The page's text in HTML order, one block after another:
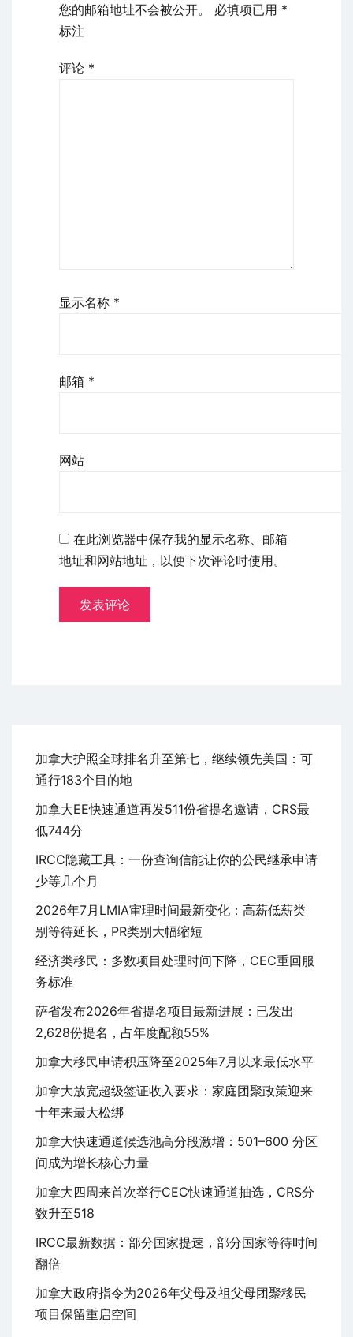
您的邮箱地址不会被公开。 必填项已用 *
标注
评论 *
显示名称 *
邮箱 *
网站
在此浏览器中保存我的显示名称、邮箱
地址和网站地址，以便下次评论时使用。
加拿大护照全球排名升至第七，继续领先美国：可
通行183个目的地
加拿大EE快速通道再发511份省提名邀请，CRS最
低744分
IRCC隐藏工具：一份查询信能让你的公民继承申请
少等几个月
2026年7月LMIA审理时间最新变化：高薪低薪类
别等待延长，PR类别大幅缩短
经济类移民：多数项目处理时间下降，CEC重回服
务标准
萨省发布2026年省提名项目最新进展：已发出
2,628份提名，占年度配额55%
加拿大移民申请积压降至2025年7月以来最低水平
加拿大放宽超级签证收入要求：家庭团聚政策迎来
十年来最大松绑
加拿大快速通道候选池高分段激增：501–600 分区
间成为增长核心力量
加拿大四周来首次举行CEC快速通道抽选，CRS分
数升至518
IRCC最新数据：部分国家提速，部分国家等待时间
翻倍
加拿大政府指令为2026年父母及祖父母团聚移民
项目保留重启空间